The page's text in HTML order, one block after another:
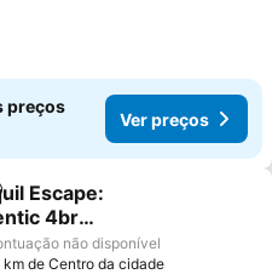
preços
Ver preços
aos favoritos
Escape:
4br
In Qld
não disponível
km de Centro da cidade